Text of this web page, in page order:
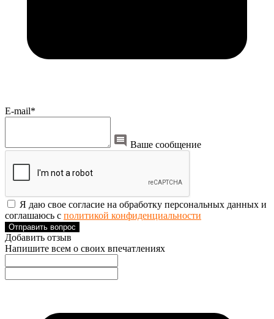
E-mail*
Ваше сообщение
Я даю свое согласие на обработку персональных данных и
соглашаюсь с политикой конфиденциальности
Отправить вопрос
Добавить отзыв
Напишите всем о своих впечатлениях